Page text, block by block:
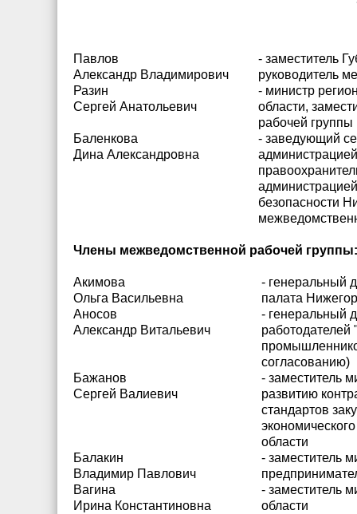
Павлов
Александр Владимирович
- заместитель
руководитель
Разин
Сергей Анатольевич
- министр
области,
рабочей группы
Баленкова
Дина Александровна
- заведующий
безопасности
Члены межведомственной рабочей группы:
Акимова
Ольга Васильевна
- генеральный
палата
Аносов
Александр Витальевич
- генеральный
согласованию)
Бажанов
Сергей Валиевич
- заместитель
развитию
стандартов
области
Балакин
Владимир Павлович
- заместитель
Вагина
Ирина Константиновна
- заместитель
области